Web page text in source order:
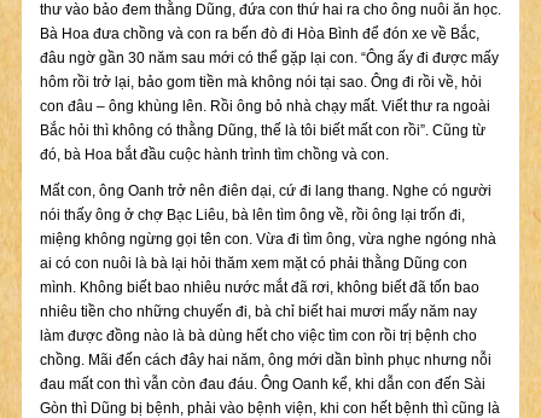
thư vào bảo đem thằng Dũng, đứa con thứ hai ra cho ông nuôi ăn học.
Bà Hoa đưa chồng và con ra bến đò đi Hòa Bình để đón xe về Bắc,
đâu ngờ gần 30 năm sau mới có thể gặp lại con. “Ông ấy đi được mấy
hôm rồi trở lại, bảo gom tiền mà không nói tại sao. Ông đi rồi về, hỏi
con đâu – ông khùng lên. Rồi ông bỏ nhà chạy mất. Viết thư ra ngoài
Bắc hỏi thì không có thằng Dũng, thế là tôi biết mất con rồi”. Cũng từ
đó, bà Hoa bắt đầu cuộc hành trình tìm chồng và con.
Mất con, ông Oanh trở nên điên dại, cứ đi lang thang. Nghe có người
nói thấy ông ở chợ Bạc Liêu, bà lên tìm ông về, rồi ông lại trốn đi,
miệng không ngừng gọi tên con. Vừa đi tìm ông, vừa nghe ngóng nhà
ai có con nuôi là bà lại hỏi thăm xem mặt có phải thằng Dũng con
mình. Không biết bao nhiêu nước mắt đã rơi, không biết đã tốn bao
nhiêu tiền cho những chuyến đi, bà chỉ biết hai mươi mấy năm nay
làm được đồng nào là bà dùng hết cho việc tìm con rồi trị bệnh cho
chồng. Mãi đến cách đây hai năm, ông mới dần bình phục nhưng nỗi
đau mất con thì vẫn còn đau đáu. Ông Oanh kể, khi dẫn con đến Sài
Gòn thì Dũng bị bệnh, phải vào bệnh viện, khi con hết bệnh thì cũng là